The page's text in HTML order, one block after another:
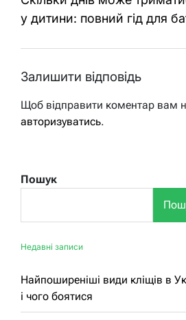
у дитини: повний гід для
Залишити відповідь
Щоб відправити коментар вам
авторизуватись.
Пошук
Недавні записи
Найпоширеніші види кліщів в
і чого боятися